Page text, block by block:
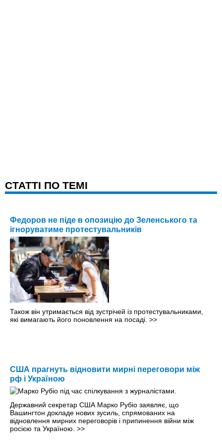
CТАТТІ ПО ТЕМІ
Федоров не піде в опозицію до Зеленського та
ігноруватиме протестувальників
Також він утримається від зустрічей із протестувальниками,
які вимагають його поновлення на посаді. >>
США прагнуть відновити мирні переговори між
рф і Україною
Державний секретар США Марко Рубіо заявляє, що
Вашингтон докладе нових зусиль, спрямованих на
відновлення мирних переговорів і припинення війни між
росією та Україною. >>